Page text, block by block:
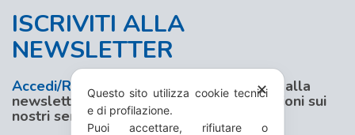
ISCRIVITI ALLA
NEWSLETTER
Accedi/Registrati al nostro sito e iscriviti alla
newsletter per aggiornamenti e promozioni sui
nostri servizi
✕
Questo sito utilizza cookie tecnici
e di profilazione.
Puoi accettare, rifiutare o